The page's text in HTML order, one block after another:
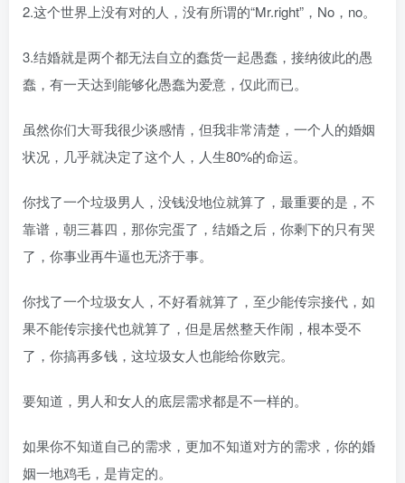
2.这个世界上没有对的人，没有所谓的“Mr.right”，No，no。
3.结婚就是两个都无法自立的蠢货一起愚蠢，接纳彼此的愚
蠢，有一天达到能够化愚蠢为爱意，仅此而已。
虽然你们大哥我很少谈感情，但我非常清楚，一个人的婚姻
状况，几乎就决定了这个人，人生80%的命运。
你找了一个垃圾男人，没钱没地位就算了，最重要的是，不
靠谱，朝三暮四，那你完蛋了，结婚之后，你剩下的只有哭
了，你事业再牛逼也无济于事。
你找了一个垃圾女人，不好看就算了，至少能传宗接代，如
果不能传宗接代也就算了，但是居然整天作闹，根本受不
了，你搞再多钱，这垃圾女人也能给你败完。
要知道，男人和女人的底层需求都是不一样的。
如果你不知道自己的需求，更加不知道对方的需求，你的婚
姻一地鸡毛，是肯定的。